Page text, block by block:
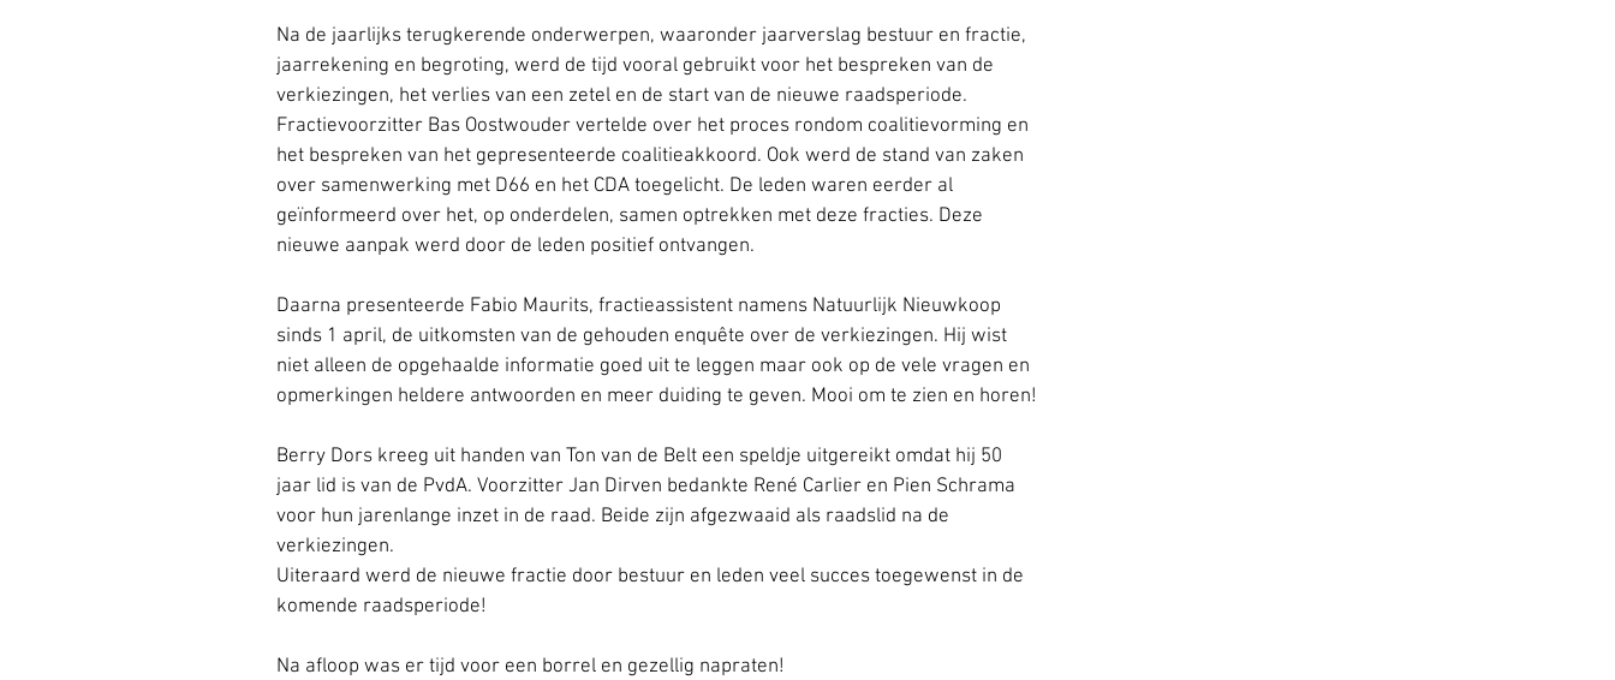
Na de jaarlijks terugkerende onderwerpen, waaronder jaarverslag bestuur en fractie,
jaarrekening en begroting, werd de tijd vooral gebruikt voor het bespreken van de
verkiezingen, het verlies van een zetel en de start van de nieuwe raadsperiode.
Fractievoorzitter Bas Oostwouder vertelde over het proces rondom coalitievorming en
het bespreken van het gepresenteerde coalitieakkoord. Ook werd de stand van zaken
over samenwerking met D66 en het CDA toegelicht. De leden waren eerder al
geïnformeerd over het, op onderdelen, samen optrekken met deze fracties. Deze
nieuwe aanpak werd door de leden positief ontvangen.
Daarna presenteerde Fabio Maurits, fractieassistent namens Natuurlijk Nieuwkoop
sinds 1 april, de uitkomsten van de gehouden enquête over de verkiezingen. Hij wist
niet alleen de opgehaalde informatie goed uit te leggen maar ook op de vele vragen en
opmerkingen heldere antwoorden en meer duiding te geven. Mooi om te zien en horen!
Berry Dors kreeg uit handen van Ton van de Belt een speldje uitgereikt omdat hij 50
jaar lid is van de PvdA. Voorzitter Jan Dirven bedankte René Carlier en Pien Schrama
voor hun jarenlange inzet in de raad. Beide zijn afgezwaaid als raadslid na de
verkiezingen.
Uiteraard werd de nieuwe fractie door bestuur en leden veel succes toegewenst in de
komende raadsperiode!
Na afloop was er tijd voor een borrel en gezellig napraten!